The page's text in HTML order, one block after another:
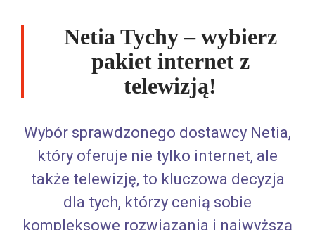
Netia Tychy – wybierz
pakiet internet z
telewizją!
Wybór sprawdzonego dostawcy Netia,
który oferuje nie tylko internet, ale
także telewizję, to kluczowa decyzja
dla tych, którzy cenią sobie
kompleksowe rozwiązania i najwyższą